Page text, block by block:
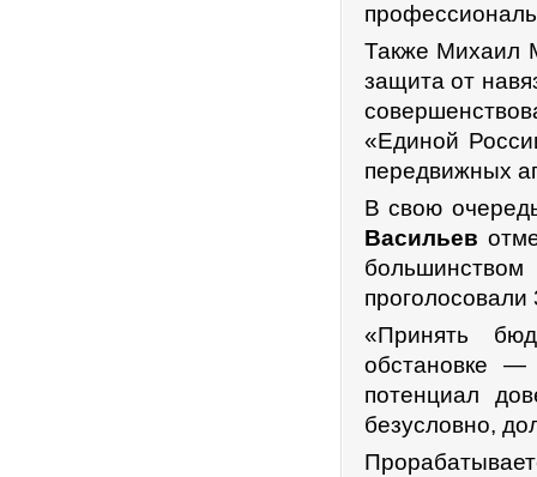
Также Михаил
защита от
«Единой
передвижных
В свою
Васильев
проголосовали
«Принять
обстановке
потенциал
безусловно,